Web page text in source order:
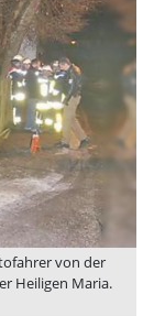
von der
Heiligen Maria.